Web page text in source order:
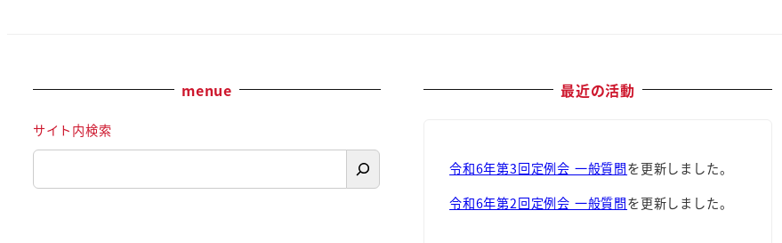
menue
サイト内検索
最近の活動
令和6年第3回定例会 一般質問を更新しました。
令和6年第2回定例会 一般質問を更新しました。